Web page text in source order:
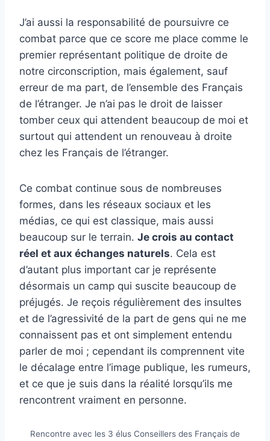
J’ai aussi la responsabilité de poursuivre ce
combat parce que ce score me place comme le
premier représentant politique de droite de
notre circonscription, mais également, sauf
erreur de ma part, de l’ensemble des Français
de l’étranger. Je n’ai pas le droit de laisser
tomber ceux qui attendent beaucoup de moi et
surtout qui attendent un renouveau à droite
chez les Français de l’étranger.
Ce combat continue sous de nombreuses
formes, dans les réseaux sociaux et les
médias, ce qui est classique, mais aussi
beaucoup sur le terrain. Je crois au contact
réel et aux échanges naturels. Cela est
d’autant plus important car je représente
désormais un camp qui suscite beaucoup de
préjugés. Je reçois régulièrement des insultes
et de l’agressivité de la part de gens qui ne me
connaissent pas et ont simplement entendu
parler de moi ; cependant ils comprennent vite
le décalage entre l’image publique, les rumeurs,
et ce que je suis dans la réalité lorsqu’ils me
rencontrent vraiment en personne.
Rencontre avec les 3 élus Conseillers des Français de